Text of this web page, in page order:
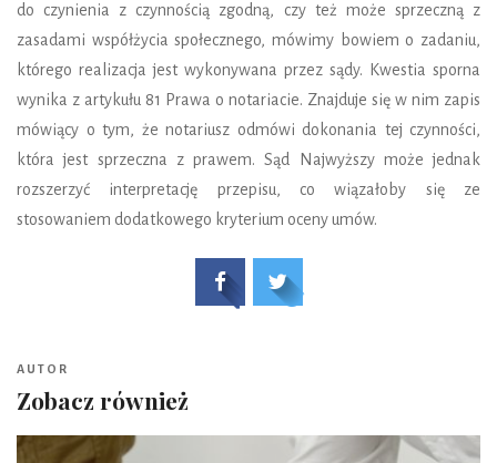
do czynienia z czynnością zgodną, czy też może sprzeczną z
zasadami współżycia społecznego, mówimy bowiem o zadaniu,
którego realizacja jest wykonywana przez sądy. Kwestia sporna
wynika z artykułu 81 Prawa o notariacie. Znajduje się w nim zapis
mówiący o tym, że notariusz odmówi dokonania tej czynności,
która jest sprzeczna z prawem. Sąd Najwyższy może jednak
rozszerzyć interpretację przepisu, co wiązałoby się ze
stosowaniem dodatkowego kryterium oceny umów.
AUTOR
Zobacz również